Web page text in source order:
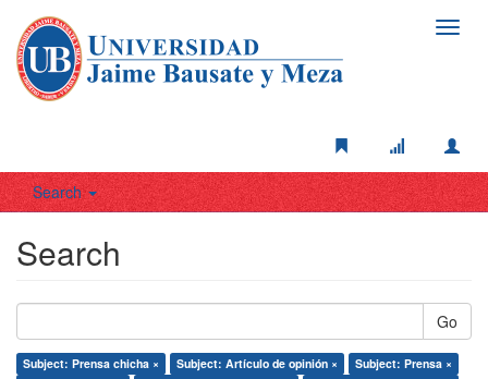
Search
Search
Go
Subject: Prensa chicha × Subject: Artículo de opinión ×
Subject: Prensa ×